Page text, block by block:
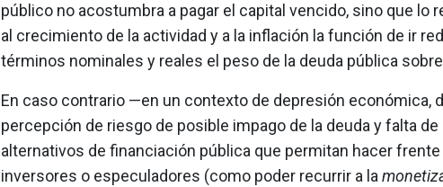
público no acostumbra a pagar el capital vencido, sino que lo
al crecimiento de la actividad y a la inflación la función de ir
términos nominales y reales el peso de la deuda pública sobre
En caso contrario —en un contexto de depresión económica,
percepción de riesgo de posible impago de la deuda y falta
alternativos de financiación pública que permitan hacer frente
inversores o especuladores (como poder recurrir a la